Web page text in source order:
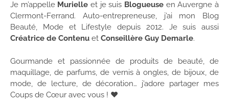
Je m’appelle Murielle et je suis Blogueuse en Auvergne à
Clermont-Ferrand. Auto-entrepreneuse, j’ai mon Blog
Beauté, Mode et Lifestyle depuis 2012. Je suis aussi
Créatrice de Contenu et Conseillère Guy Demarle.
Gourmande et passionnée de produits de beauté, de
maquillage, de parfums, de vernis à ongles, de bijoux, de
mode, de lecture, de décoration… j’adore partager mes
Coups de Cœur avec vous ! ♥